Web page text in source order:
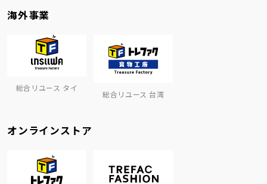
海外事業
総合リユース タイ
総合リユース 台湾
オンラインストア